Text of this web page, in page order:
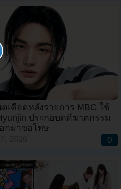
ตเดือดหลังรายการ MBC ใช้
ประกอบคดีฆาตกรรม
อกมาขอโทษ
0